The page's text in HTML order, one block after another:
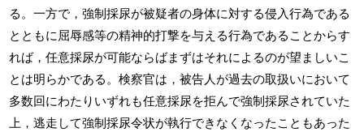
る。一方で，強制採尿が被疑者の身体に対する侵入行為である
とともに屈辱感等の精神的打撃を与える行為であることからす
れば，任意採尿が可能ならばまずはそれによるのが望ましいこ
とは明らかである。検察官は，被告人が過去の取扱いにおいて
多数回にわたりいずれも任意採尿を拒んで強制採尿されていた
上，逃走して強制採尿令状が執行できなくなったこともあった